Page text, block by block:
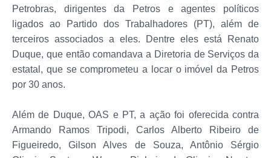
Petrobras, dirigentes da Petros e agentes políticos
ligados ao Partido dos Trabalhadores (PT), além de
terceiros associados a eles. Dentre eles está Renato
Duque, que então comandava a Diretoria de Serviços da
estatal, que se comprometeu a locar o imóvel da Petros
por 30 anos.
Além de Duque, OAS e PT, a ação foi oferecida contra
Armando Ramos Tripodi, Carlos Alberto Ribeiro de
Figueiredo, Gilson Alves de Souza, Antônio Sérgio